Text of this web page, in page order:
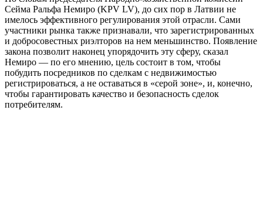
Сейма Ральфа Немиро (KPV LV), до сих пор в Латвии не
имелось эффективного регулирования этой отрасли. Сами
участники рынка также признавали, что зарегистрированных
и добросовестных риэлторов на нем меньшинство. Появление
закона позволит наконец упорядочить эту сферу, сказал
Немиро — по его мнению, цель состоит в том, чтобы
побудить посредников по сделкам с недвижимостью
регистрироваться, а не оставаться в «серой зоне», и, конечно,
чтобы гарантировать качество и безопасность сделок
потребителям.